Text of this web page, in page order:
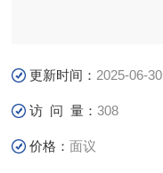
更新时间： 2025-06-30
访 问 量：308
价格：面议